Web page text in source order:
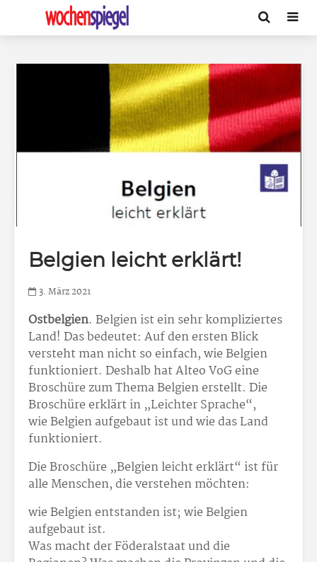
Belgien leicht erklärt!
3. März 2021
Ostbelgien. Belgien ist ein sehr kompliziertes
Land! Das bedeutet: Auf den ersten Blick
versteht man nicht so einfach, wie Belgien
funktioniert. Deshalb hat Alteo VoG eine
Broschüre zum Thema Belgien erstellt. Die
Broschüre erklärt in „Leichter Sprache“,
wie Belgien aufgebaut ist und wie das Land
funktioniert.
Die Broschüre „Belgien leicht erklärt“ ist für
alle Menschen, die verstehen möchten:
wie Belgien entstanden ist; wie Belgien
aufgebaut ist.
Was macht der Föderalstaat und die